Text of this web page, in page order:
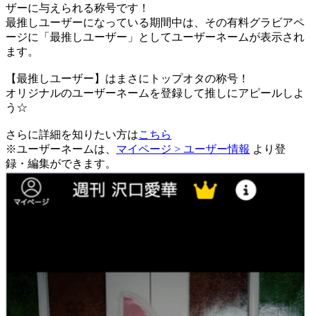
ザーに与えられる称号です！
最推しユーザーになっている期間中は、 その有料グラビアペ
ージに「最推しユーザー」としてユーザーネームが表示され
ます。
【最推しユーザー】はまさにトップオタの称号！
オリジナルのユーザーネームを登録して推しにアピールしよ
う☆
さらに詳細を知りたい方はこちら
※ユーザーネームは、 マイページ > ユーザー情報 より登
録・編集ができます。